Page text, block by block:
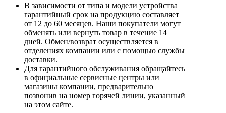
В зависимости от типа и модели устройства
гарантийный срок на продукцию составляет
от 12 до 60 месяцев. Наши покупатели могут
обменять или вернуть товар в течение 14
дней. Обмен/возврат осуществляется в
отделениях компании или с помощью службы
доставки.
Для гарантийного обслуживания обращайтесь
в официальные сервисные центры или
магазины компании, предварительно
позвонив на номер горячей линии, указанный
на этом сайте.